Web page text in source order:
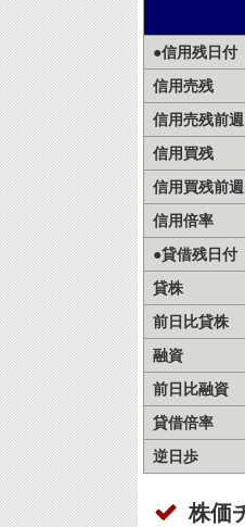
●信用残日付
信用売残
信用売残前
信用買残
信用買残前
信用倍率
●貸借残日付
貸株
前日比貸株
融資
前日比融資
貸借倍率
逆日歩
株価